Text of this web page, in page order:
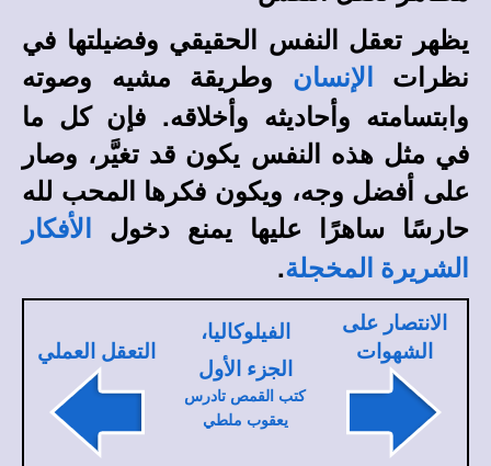
يظهر تعقل النفس الحقيقي وفضيلتها في
نظرات
الإنسان
وطريقة مشيه وصوته
وابتسامته وأحاديثه وأخلاقه. فإن كل ما
في مثل هذه النفس يكون قد تغيَّر، وصار
على أفضل وجه، ويكون فكرها المحب لله
حارسًا ساهرًا عليها يمنع دخول
الأفكار
الشريرة المخجلة.
الانتصار على
الشهوات
الفيلوكاليا،
الجزء الأول
كتب القمص تادرس
يعقوب ملطي
التعقل العملي